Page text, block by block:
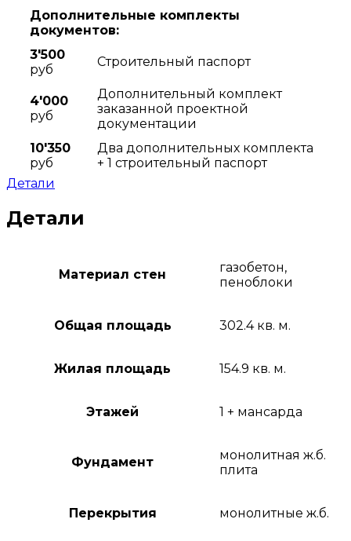
Дополнительные комплекты
документов:
3'500
руб
Строительный паспорт
4'000
руб
Дополнительный комплект
заказанной проектной
документации
10'350
руб
Два дополнительных комплекта
+ 1 строительный паспорт
Детали
Детали
Материал стен
газобетон,
пеноблоки
Общая площадь 302.4 кв. м.
Жилая площадь 154.9 кв. м.
Этажей 1 + мансарда
Фундамент
монолитная ж.б.
плита
Перекрытия монолитные ж.б.